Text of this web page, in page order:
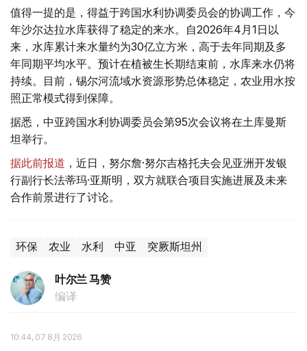
值得一提的是，得益于跨国水利协调委员会的协调工作，今
年沙尔达拉水库获得了稳定的来水。自2026年4月1日以
来，水库累计来水量约为30亿立方米，高于去年同期及多
年同期平均水平。预计在植被生长期结束前，水库来水仍将
持续。目前，锡尔河流域水资源形势总体稳定，农业用水按
照正常模式得到保障。
据悉，中亚跨国水利协调委员会第95次会议将在土库曼斯
坦举行。
据此前报道 ，近日，努尔詹·努尔吉格托夫会见亚洲开发银
行副行长法蒂玛·亚斯明，双方就联合项目实施进展及未来
合作前景进行了讨论。
环保 农业 水利 中亚 突厥斯坦州
叶尔兰 马赞
编译
10:44, 07 8月 2026